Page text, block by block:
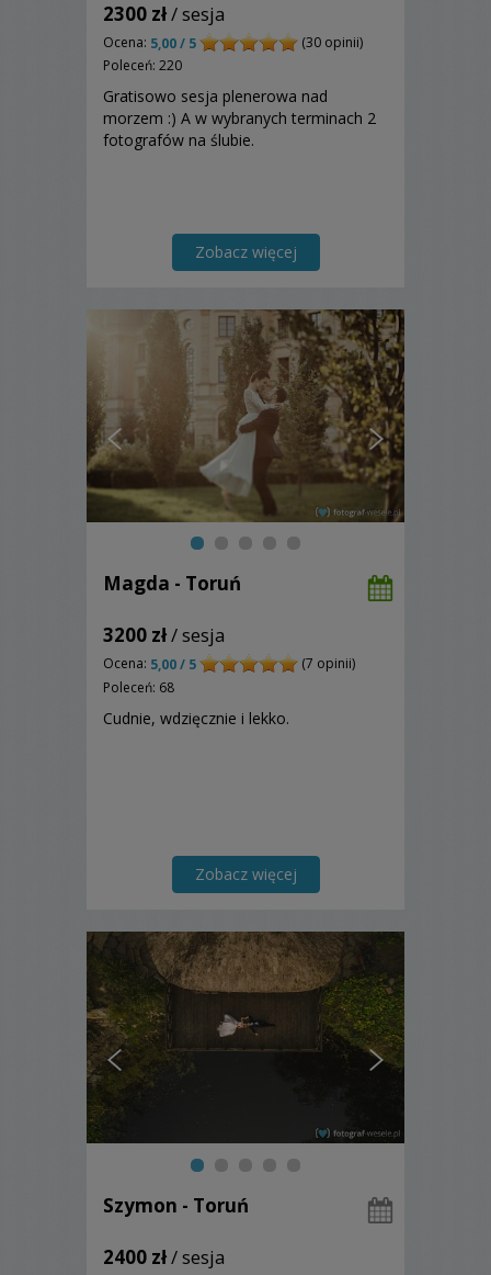
2300 zł/ sesja
Ocena: 5,00 / 5
(30 opinii)
Poleceń: 220
Gratisowo sesja plenerowa nad
morzem :) A w wybranych terminach 2
fotografów na ślubie.
Zobacz więcej
Magda - Toruń
3200 zł/ sesja
Ocena: 5,00 / 5
(7 opinii)
Poleceń: 68
Cudnie, wdzięcznie i lekko.
Zobacz więcej
Szymon - Toruń
2400 zł/ sesja